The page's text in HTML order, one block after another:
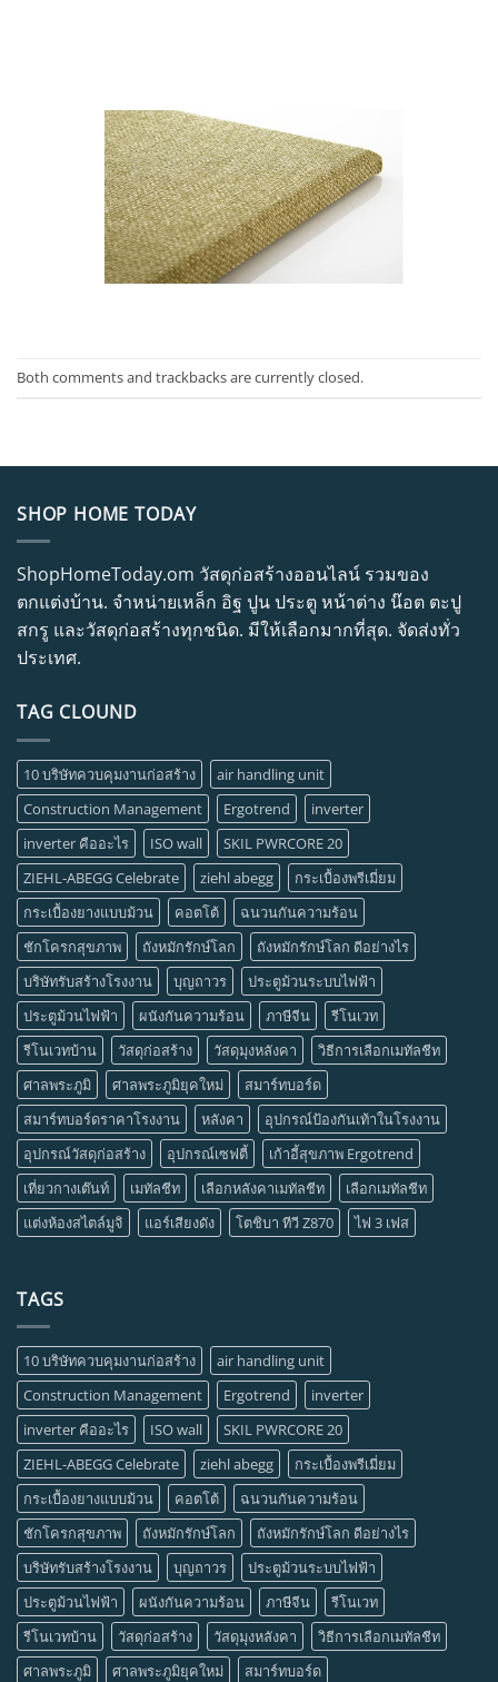
Both comments and trackbacks are currently closed.
SHOP HOME TODAY
ShopHomeToday.om วัสดุก่อสร้างออนไลน์ รวมของ
ตกแต่งบ้าน. จำหน่ายเหล็ก อิฐ ปูน ประตู หน้าต่าง น๊อต ตะปู
สกรู และวัสดุก่อสร้างทุกชนิด. มีให้เลือกมากที่สุด. จัดส่งทั่ว
ประเทศ.
TAG CLOUND
10 บริษัทควบคุมงานก่อสร้าง
air handling unit
Construction Management
Ergotrend
inverter
inverter คืออะไร
ISO wall
SKIL PWRCORE 20
ZIEHL-ABEGG Celebrate
ziehl abegg
กระเบื้องพรีเมี่ยม
กระเบื้องยางแบบม้วน
คอตโต้
ฉนวนกันความร้อน
ชักโครกสุขภาพ
ถังหมักรักษ์โลก
ถังหมักรักษ์โลก ดีอย่างไร
บริษัทรับสร้างโรงงาน
บุญถาวร
ประตูม้วนระบบไฟฟ้า
ประตูม้วนไฟฟ้า
ผนังกันความร้อน ภาษีจีน
รีโนเวท
รีโนเวทบ้าน
วัสดุก่อสร้าง วัสดุมุงหลังคา
วิธีการเลือกเมทัลชีท
ศาลพระภูมิ
ศาลพระภูมิยุคใหม่
สมาร์ทบอร์ด
สมาร์ทบอร์ดราคาโรงงาน
หลังคา
อุปกรณ์ป้องกันเท้าในโรงงาน
อุปกรณ์วัสดุก่อสร้าง
อุปกรณ์เซฟตี้
เก้าอี้สุขภาพ Ergotrend
เที่ยวกางเต๊นท์
เมทัลชีท เลือกหลังคาเมทัลชีท
เลือกเมทัลชีท
แต่งห้องสไตล์มูจิ
แอร์เสียงดัง โตชิบา ทีวี Z870 ไฟ 3 เฟส
TAGS
10 บริษัทควบคุมงานก่อสร้าง
air handling unit
Construction Management
Ergotrend
inverter
inverter คืออะไร
ISO wall
SKIL PWRCORE 20
ZIEHL-ABEGG Celebrate
ziehl abegg
กระเบื้องพรีเมี่ยม
กระเบื้องยางแบบม้วน
คอตโต้
ฉนวนกันความร้อน
ชักโครกสุขภาพ
ถังหมักรักษ์โลก
ถังหมักรักษ์โลก ดีอย่างไร
บริษัทรับสร้างโรงงาน
บุญถาวร
ประตูม้วนระบบไฟฟ้า
ประตูม้วนไฟฟ้า
ผนังกันความร้อน ภาษีจีน
รีโนเวท
รีโนเวทบ้าน
วัสดุก่อสร้าง วัสดุมุงหลังคา
วิธีการเลือกเมทัลชีท
ศาลพระภูมิ
ศาลพระภูมิยุคใหม่ สมาร์ทบอร์ด